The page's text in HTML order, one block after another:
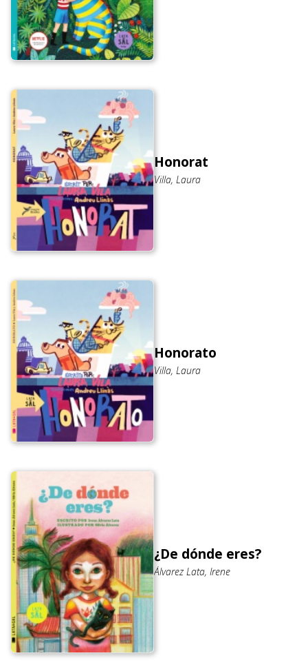
Honorat
Villa, Laura
Honorato
Villa, Laura
¿De dónde eres?
Álvarez Lata, Irene